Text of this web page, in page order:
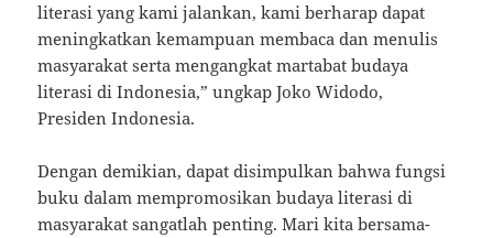
literasi yang kami jalankan, kami berharap dapat
meningkatkan kemampuan membaca dan menulis
masyarakat serta mengangkat martabat budaya
literasi di Indonesia,” ungkap Joko Widodo,
Presiden Indonesia.
Dengan demikian, dapat disimpulkan bahwa fungsi
buku dalam mempromosikan budaya literasi di
masyarakat sangatlah penting. Mari kita bersama-